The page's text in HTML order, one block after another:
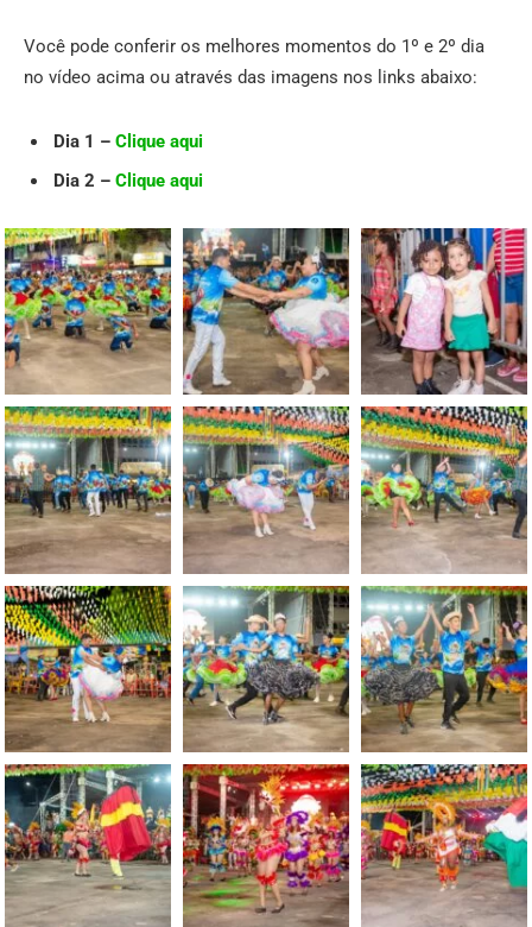
Você pode conferir os melhores momentos do 1º e 2º dia
no vídeo acima ou através das imagens nos links abaixo:
Dia 1 – Clique aqui
Dia 2 – Clique aqui